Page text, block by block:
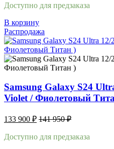
Доступно для предзаказа
В корзину
Распродажа
Samsung Galaxy S24
Violet / Фиолетовый
133 900 ₽ 141 950₽
Доступно для предзаказа